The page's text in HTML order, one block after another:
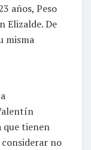
años, Peso
Elizalde. De
misma
que tienen
no